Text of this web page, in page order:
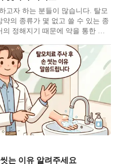
고자 하는 분들이 많습니다. 탈모
의 종류가 몇 없고 쓸 수 있는 종
정해지기 때문에 약을 통한 호
해보고 다른 약으로 바꿔봐야 합
는 이유 알려주세요